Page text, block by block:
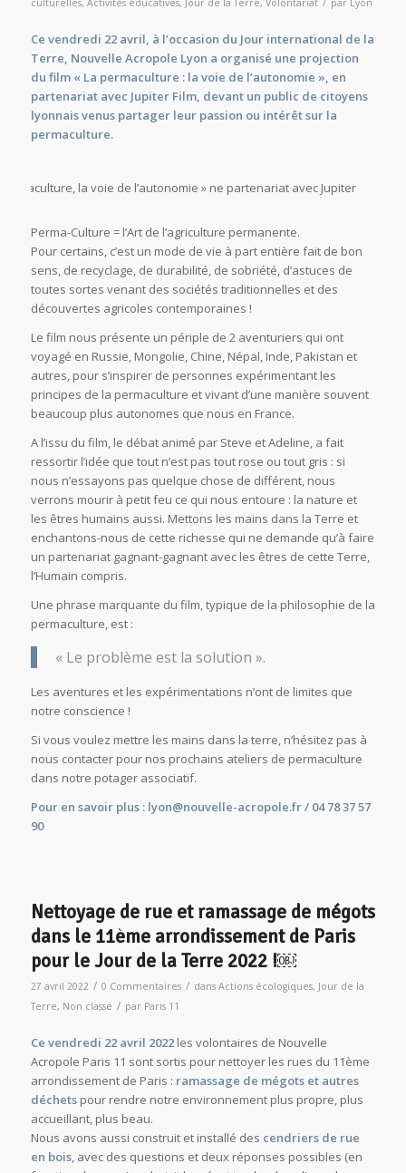
Ce vendredi 22 avril, à l’occasion du Jour international de la
Terre, Nouvelle Acropole Lyon a organisé une projection
du film « La permaculture : la voie de l’autonomie », en
partenariat avec Jupiter Film, devant un public de citoyens
lyonnais venus partager leur passion ou intérêt sur la
permaculture.
la voie de l’autonomie » ne partenariat avec Jupiter
Perma-Culture = l’Art de l’agriculture permanente.
Pour certains, c’est un mode de vie à part entière fait de bon
sens, de recyclage, de durabilité, de sobriété, d’astuces de
toutes sortes venant des sociétés traditionnelles et des
découvertes agricoles contemporaines !
Le film nous présente un périple de 2 aventuriers qui ont
voyagé en Russie, Mongolie, Chine, Népal, Inde, Pakistan et
autres, pour s’inspirer de personnes expérimentant les
principes de la permaculture et vivant d’une manière souvent
beaucoup plus autonomes que nous en France.
A l’issu du film, le débat animé par Steve et Adeline, a fait
ressortir l’idée que tout n’est pas tout rose ou tout gris : si
nous n’essayons pas quelque chose de différent, nous
verrons mourir à petit feu ce qui nous entoure : la nature et
les êtres humains aussi. Mettons les mains dans la Terre et
enchantons-nous de cette richesse qui ne demande qu’à faire
un partenariat gagnant-gagnant avec les êtres de cette Terre,
l’Humain compris.
Une phrase marquante du film, typique de la philosophie de la
permaculture, est :
« Le problème est la solution ».
Les aventures et les expérimentations n’ont de limites que
notre conscience !
Si vous voulez mettre les mains dans la terre, n’hésitez pas à
nous contacter pour nos prochains ateliers de permaculture
dans notre potager associatif.
Pour en savoir plus : lyon@nouvelle-acropole.fr/ 04 78 37 57
90
Nettoyage de rue et ramassage de mégots
dans le 11ème arrondissement de Paris
pour le Jour de la Terre 2022 !￼
27 avril 2022 / 0 Commentaires / dans Actions écologiques, Jour de la
Terre, Non classé / par Paris 11
Ce vendredi 22 avril 2022les volontaires de Nouvelle
Acropole Paris 11 sont sortis pour nettoyer les rues du 11ème
arrondissement de Paris : ramassage de mégots et autres
déchetspour rendre notre environnement plus propre, plus
accueillant, plus beau.
Nous avons aussi construit et installé des cendriers de rue
en bois, avec des questions et deux réponses possibles (en